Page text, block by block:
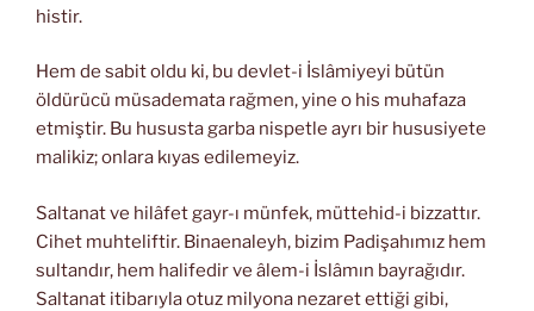
histir.
Hem de sabit oldu ki, bu devlet-i İslâmiyeyi bütün
öldürücü müsademata rağmen, yine o his muhafaza
etmiştir. Bu hususta garba nispetle ayrı bir hususiyete
malikiz; onlara kıyas edilemeyiz.
Saltanat ve hilâfet gayr-ı münfek, müttehid-i bizzattır.
Cihet muhteliftir. Binaenaleyh, bizim Padişahımız hem
sultandır, hem halifedir ve âlem-i İslâmın bayrağıdır.
Saltanat itibarıyla otuz milyona nezaret ettiği gibi,